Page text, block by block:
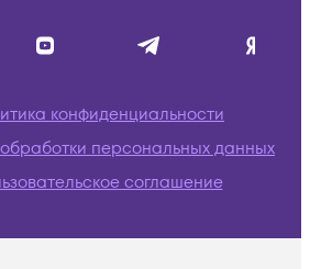
конфиденциальности
персональных данных
соглашение